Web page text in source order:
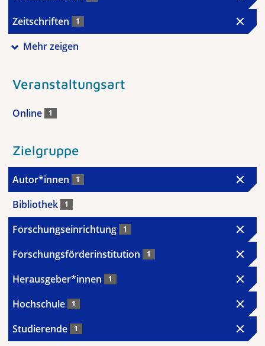
Zeitschriften 1
Mehr zeigen
Veranstaltungsart
Online 1
Zielgruppe
Autor*innen 1
Bibliothek 1
Forschungseinrichtung 1
Forschungsförderinstitution 1
Herausgeber*innen 1
Hochschule 1
Studierende 1